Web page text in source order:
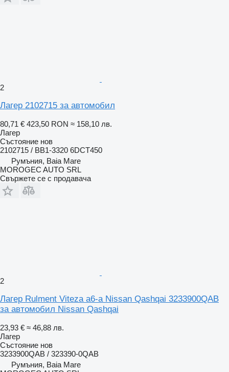
2
Лагер 2102715 за автомобил
80,71 € 423,50 RON ≈ 158,10 лв.
Лагер
Състояние нов
2102715 / BB1-3320 6DCT450
Румъния, Baia Mare
MOROGEC AUTO SRL
Свържете се с продавача
2
Лагер Rulment Viteza a6-a Nissan Qashqai 3233900QAB
за автомобил Nissan Qashqai
23,93 € ≈ 46,88 лв.
Лагер
Състояние нов
3233900QAB / 323390-0QAB
Румъния, Baia Mare